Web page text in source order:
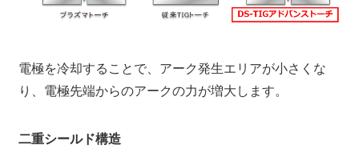
電極を冷却することで、アーク発生エリアが小さくな
り、電極先端からのアークの力が増大します。
二重シールド構造